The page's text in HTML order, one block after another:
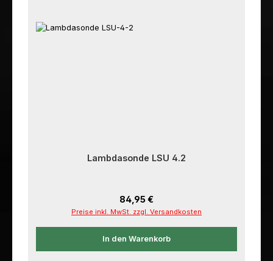
Lambdasonde LSU 4.2
Regulärer Preis:
84,95 €
Preise inkl. MwSt. zzgl. Versandkosten
In den Warenkorb